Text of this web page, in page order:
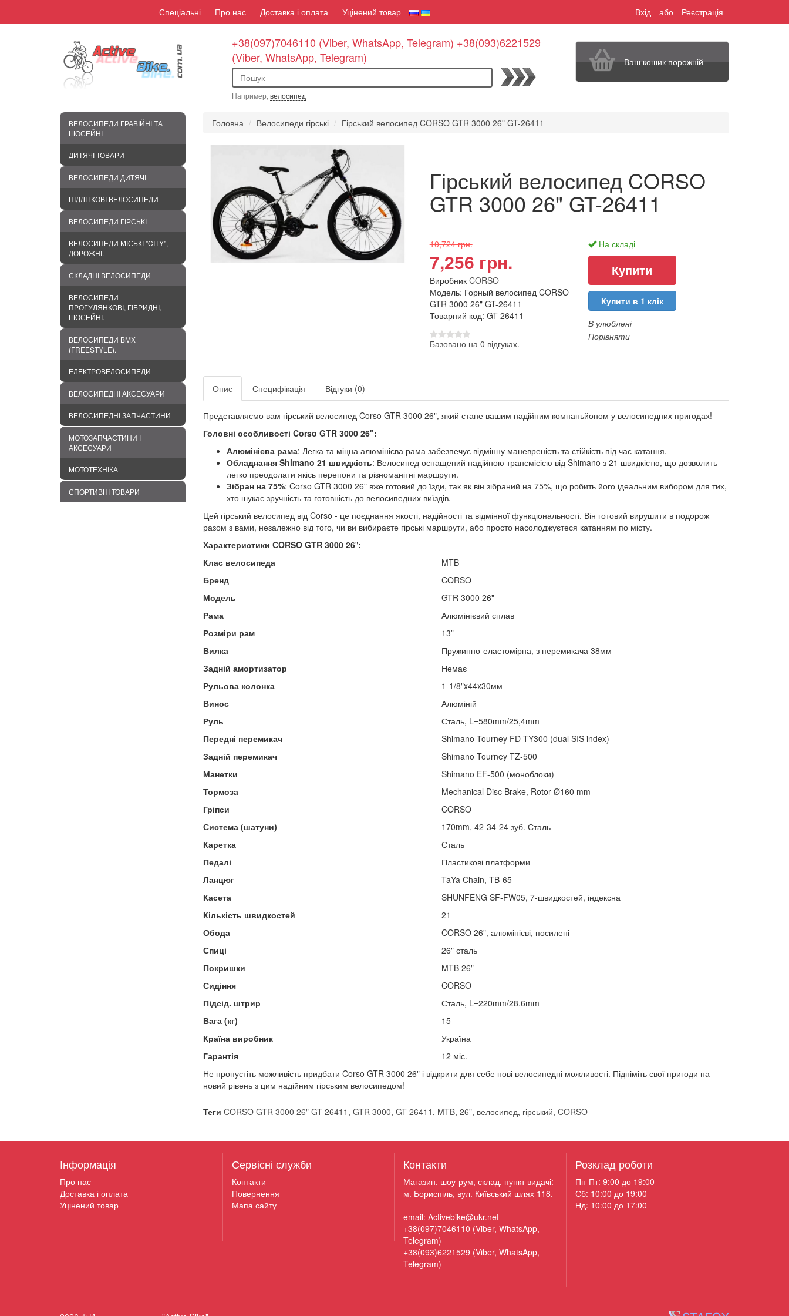
Спеціальні Про нас Доставка і оплата Уцінений товар Вхід або Реєстрація
+38(097)7046110 (Viber, WhatsApp, Telegram) +38(093)6221529
(Viber, WhatsApp, Telegram)
Пошук
Например, велосипед
Ваш кошик порожній
ВЕЛОСИПЕДИ ГРАВІЙНІ ТА
ШОСЕЙНІ
ДИТЯЧІ ТОВАРИ
ВЕЛОСИПЕДИ ДИТЯЧІ
ПІДЛІТКОВІ ВЕЛОСИПЕДИ
ВЕЛОСИПЕДИ ГІРСЬКІ
ВЕЛОСИПЕДИ МІСЬКІ "CITY",
ДОРОЖНІ.
СКЛАДНІ ВЕЛОСИПЕДИ
ВЕЛОСИПЕДИ
ПРОГУЛЯНКОВІ, ГІБРИДНІ,
ШОСЕЙНІ.
ВЕЛОСИПЕДИ BMХ
(FREESTYLE).
ЕЛЕКТРОВЕЛОСИПЕДИ
ВЕЛОСИПЕДНІ АКСЕСУАРИ
ВЕЛОСИПЕДНІ ЗАПЧАСТИНИ
МОТОЗАПЧАСТИНИ І
АКСЕСУАРИ
МОТОТЕХНІКА
СПОРТИВНІ ТОВАРИ
Головна Велосипеди гірські Гірський велосипед CORSO GTR 3000 26" GT-26411
Гірський велосипед CORSO
GTR 3000 26" GT-26411
10,724 грн.
7,256 грн.
Виробник CORSO
Модель: Горный велосипед CORSO
GTR 3000 26" GT-26411
Товарний код: GT-26411
Базовано на 0 відгуках.
На складі
Купити в 1 клік
В улюблені
Порівняти
Опис Специфікація Відгуки (0)
Представляємо вам гірський велосипед Corso GTR 3000 26", який стане вашим надійним компаньйоном у велосипедних пригодах!
Головні особливості Corso GTR 3000 26":
Алюмінієва рама: Легка та міцна алюмінієва рама забезпечує відмінну маневреність та стійкість під час катання.
Обладнання Shimano 21 швидкість: Велосипед оснащений надійною трансмісією від Shimano з 21 швидкістю, що дозволить
легко преодолати якісь перепони та різноманітні маршрути.
Зібран на 75%: Corso GTR 3000 26" вже готовий до їзди, так як він зібраний на 75%, що робить його ідеальним вибором для тих,
хто шукає зручність та готовність до велосипедних виїздів.
Цей гірський велосипед від Corso - це поєднання якості, надійності та відмінної функціональності. Він готовий вирушити в подорож
разом з вами, незалежно від того, чи ви вибираєте гірські маршрути, або просто насолоджуєтеся катанням по місту.
Характеристики CORSO GTR 3000 26":
Клас велосипеда
MTB
Бренд
CORSO
Модель
GTR 3000 26"
Рама
Алюмінієвий сплав
Розміри рам
13”
Вилка
Пружинно-еластомірна, з перемикача 38мм
Задній амортизатор
Немає
Рульова колонка
1-1/8"x44x30мм
Винос
Алюміній
Руль
Сталь, L=580mm/25,4mm
Передні перемикач
Shimano Tourney FD-TY300 (dual SIS index)
Задній перемикач
Shimano Tourney TZ-500
Манетки
Shimano EF-500 (моноблоки)
Тормоза
Mechanical Disc Brake, Rotor Ø160 mm
Гріпси
CORSO
Система (шатуни)
170mm, 42-34-24 зуб. Сталь
Каретка
Сталь
Педалі
Пластикові платформи
Ланцюг
TaYa Chain, TB-65
Касета
SHUNFENG SF-FW05, 7-швидкостей, індексна
Кількість швидкостей
21
Обода
CORSO 26", алюмінієві, посилені
Спиці
26" сталь
Покришки
MTB 26"
Сидіння
CORSO
Підсід. штрир
Сталь, L=220mm/28.6mm
Вага (кг)
15
Країна виробник
Україна
Гарантія
12 міс.
Не пропустіть можливість придбати Corso GTR 3000 26" і відкрити для себе нові велосипедні можливості. Підніміть свої пригоди на
новий рівень з цим надійним гірським велосипедом!
Теги CORSO GTR 3000 26" GT-26411 , GTR 3000, GT-26411 , MTB, 26", велосипед, гірський, CORSO
Інформація
Про нас
Доставка і оплата
Уцінений товар
Сервісні служби
Контакти
Повернення
Мапа сайту
Контакти
Магазин, шоу-рум, склад, пункт видачі:
м. Бориспіль, вул. Київський шлях 118.
email: Activebike@ukr.net
+38(097)7046110 (Viber, WhatsApp,
Telegram)
+38(093)6221529 (Viber, WhatsApp,
Telegram)
Розклад роботи
Пн-Пт: 9:00 до 19:00
Сб: 10:00 до 19:00
Нд: 10:00 до 17:00